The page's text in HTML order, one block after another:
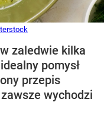
zaledwie kilka
pomysł
przepis
wychodzi